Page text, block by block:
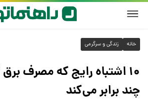
خانه زندگی و سرگرمی
۱۰ اشتباه رایج که مصرف برق
چند برابر می‌کند